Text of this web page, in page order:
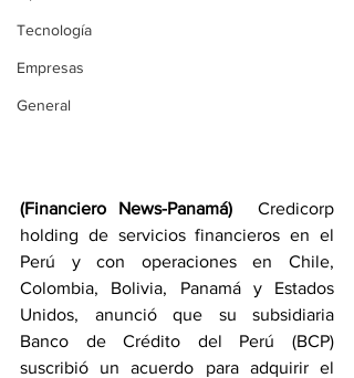
Tecnología
Empresas
General
(Financiero News-Panamá) Credicorp
holding de servicios financieros en el
Perú y con operaciones en Chile,
Colombia, Bolivia, Panamá y Estados
Unidos, anunció que su subsidiaria
Banco de Crédito del Perú (BCP)
suscribió un acuerdo para adquirir el